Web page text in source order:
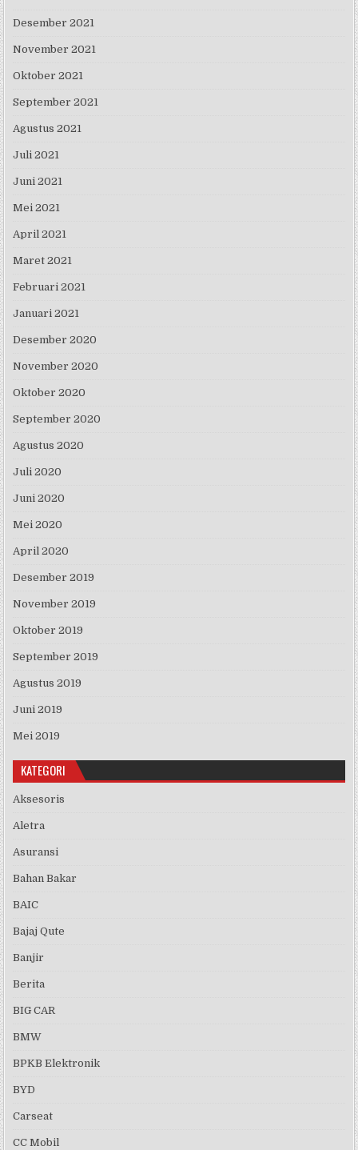
Desember 2021
November 2021
Oktober 2021
September 2021
Agustus 2021
Juli 2021
Juni 2021
Mei 2021
April 2021
Maret 2021
Februari 2021
Januari 2021
Desember 2020
November 2020
Oktober 2020
September 2020
Agustus 2020
Juli 2020
Juni 2020
Mei 2020
April 2020
Desember 2019
November 2019
Oktober 2019
September 2019
Agustus 2019
Juni 2019
Mei 2019
KATEGORI
Aksesoris
Aletra
Asuransi
Bahan Bakar
BAIC
Bajaj Qute
Banjir
Berita
BIG CAR
BMW
BPKB Elektronik
BYD
Carseat
CC Mobil